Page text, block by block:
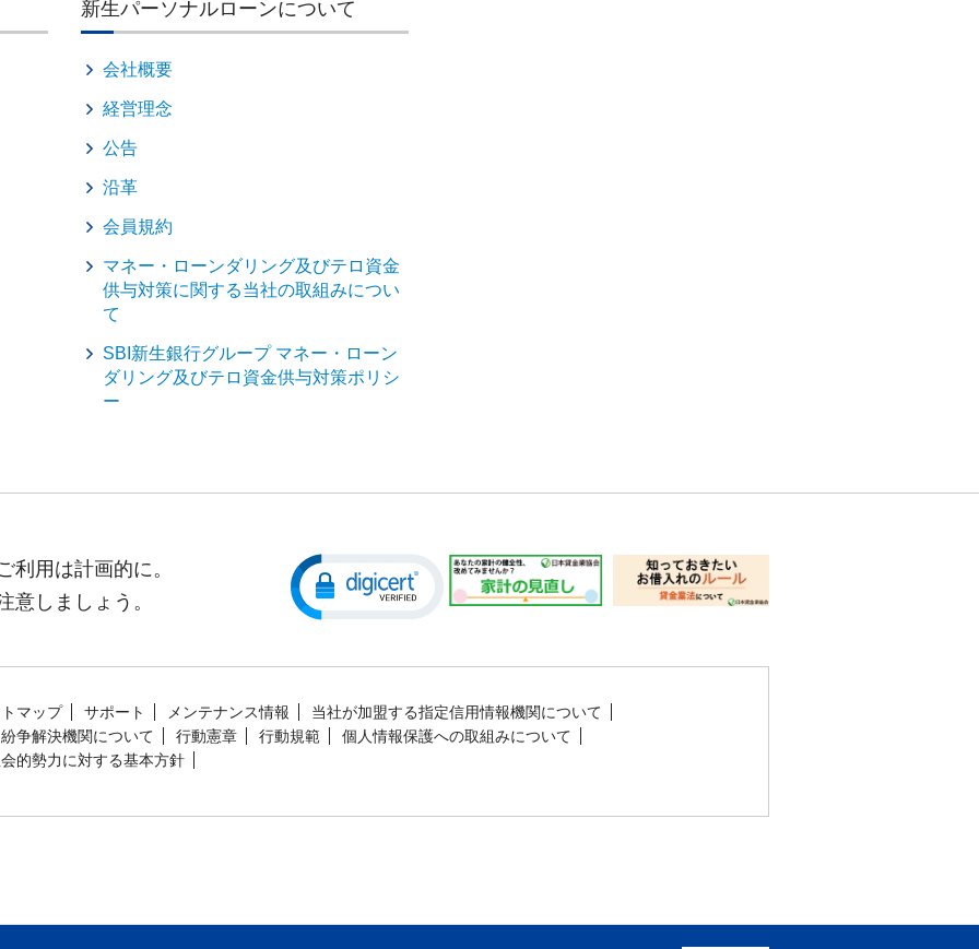
新生パーソナルローンについて
会社概要
経営理念
公告
沿革
会員規約
マネー・ローンダリング及びテロ資金
供与対策に関する当社の取組みについ
て
SBI新生銀行グループ マネー・ローン
ダリング及びテロ資金供与対策ポリシ
ー
利用は計画的に。
意しましょう。
マップ サポート メンテナンス情報
当社が加盟する指定信用情報機関について
争解決機関について
行動憲章 行動規範
個人情報保護への取組みについて
的勢力に対する基本方針